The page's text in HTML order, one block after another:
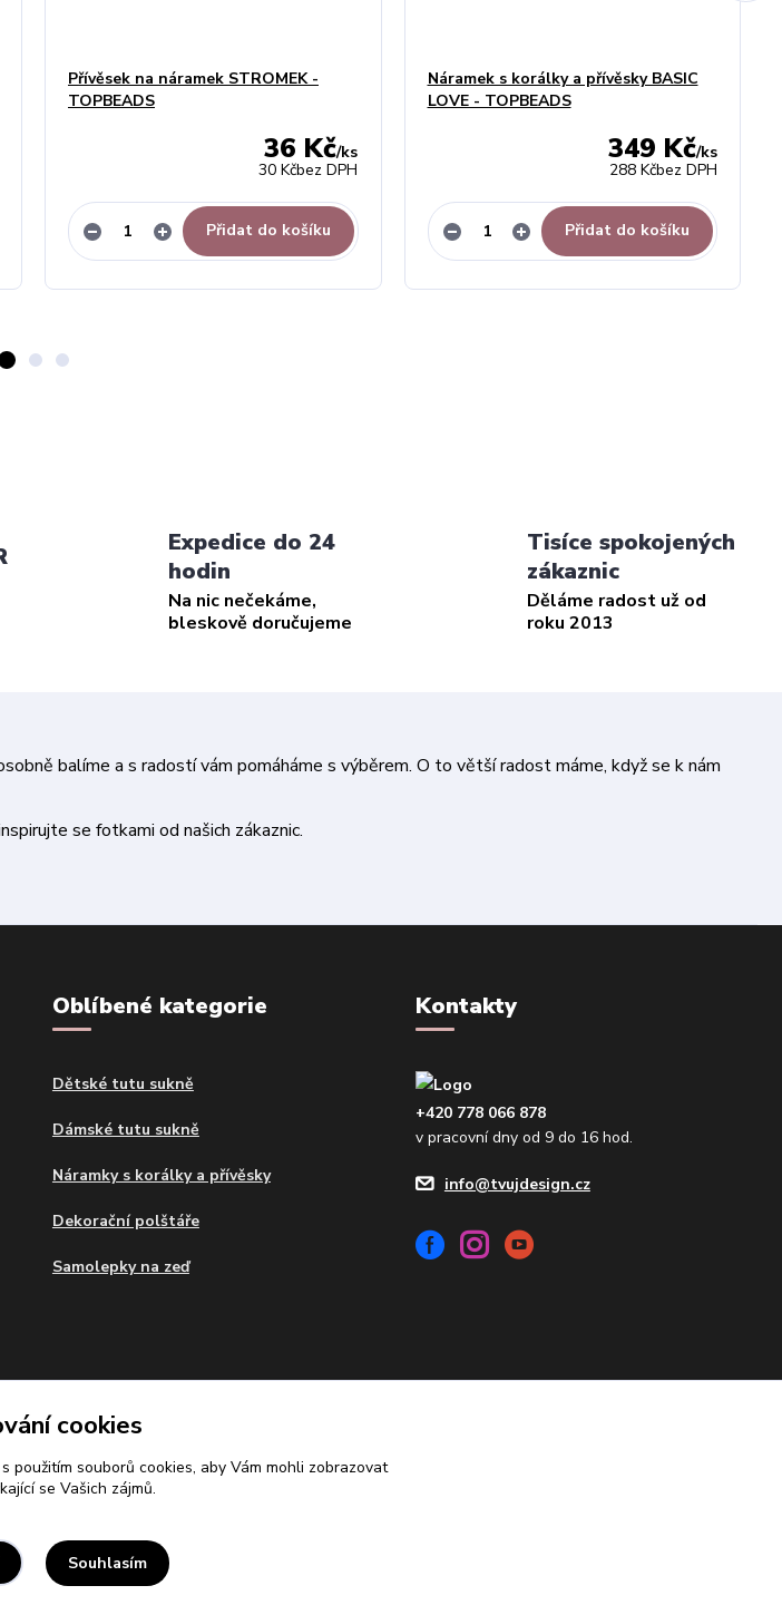
Přívěsek na náramek STROMEK -
TOPBEADS
36 Kč/ks
30 Kčbez DPH
Přidat do košíku
Náramek s korálky a přívěsky BASIC
LOVE - TOPBEADS
349 Kč/ks
288 Kčbez DPH
Přidat do košíku
Expedice do 24
hodin
Na nic nečekáme,
bleskově doručujeme
Tisíce spokojených
zákaznic
Děláme radost už od
roku 2013
balíme a s radostí vám pomáháme s výběrem. O to větší radost máme, když se k nám
se fotkami od našich zákaznic.
Oblíbené kategorie
Dětské tutu sukně
Dámské tutu sukně
Náramky s korálky a přívěsky
Dekorační polštáře
Samolepky na zeď
Kontakty
+420 778 066 878
v pracovní dny od 9 do 16 hod.
info@tvujdesign.cz
cookies
použitím souborů cookies, aby Vám mohli zobrazovat
se Vašich zájmů.
Souhlasím